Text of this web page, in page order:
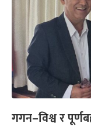
गगन–विश्व र